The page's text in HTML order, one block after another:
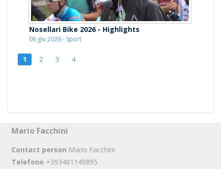
Nosellari Bike 2026 - Highlights
06 giu 2026 - Sport
1 2 3 4
Mario Facchini
Contact person Mario Facchini
Telefono +393481149895